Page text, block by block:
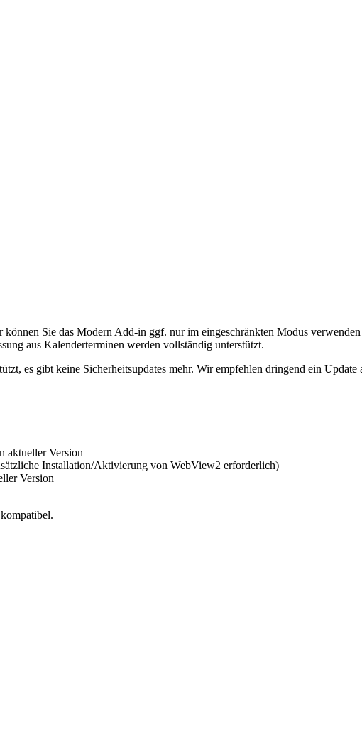
Sie das Modern Add-in ggf. nur im eingeschränkten Modus
aus Kalenderterminen werden vollständig unterstützt.
es gibt keine Sicherheitsupdates mehr. Wir empfehlen dringend ein Update
aktueller Version
Installation/Aktivierung von WebView2 erforderlich)
Version